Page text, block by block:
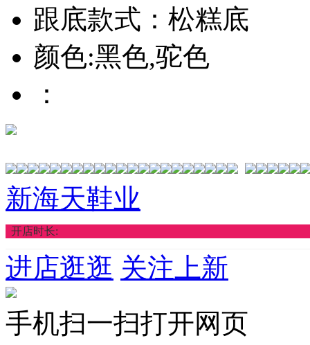
跟底款式：松糕底
颜色:黑色,驼色
：
新海天鞋业
开店时长:
进店逛逛 关注上新
手机扫一扫打开网页